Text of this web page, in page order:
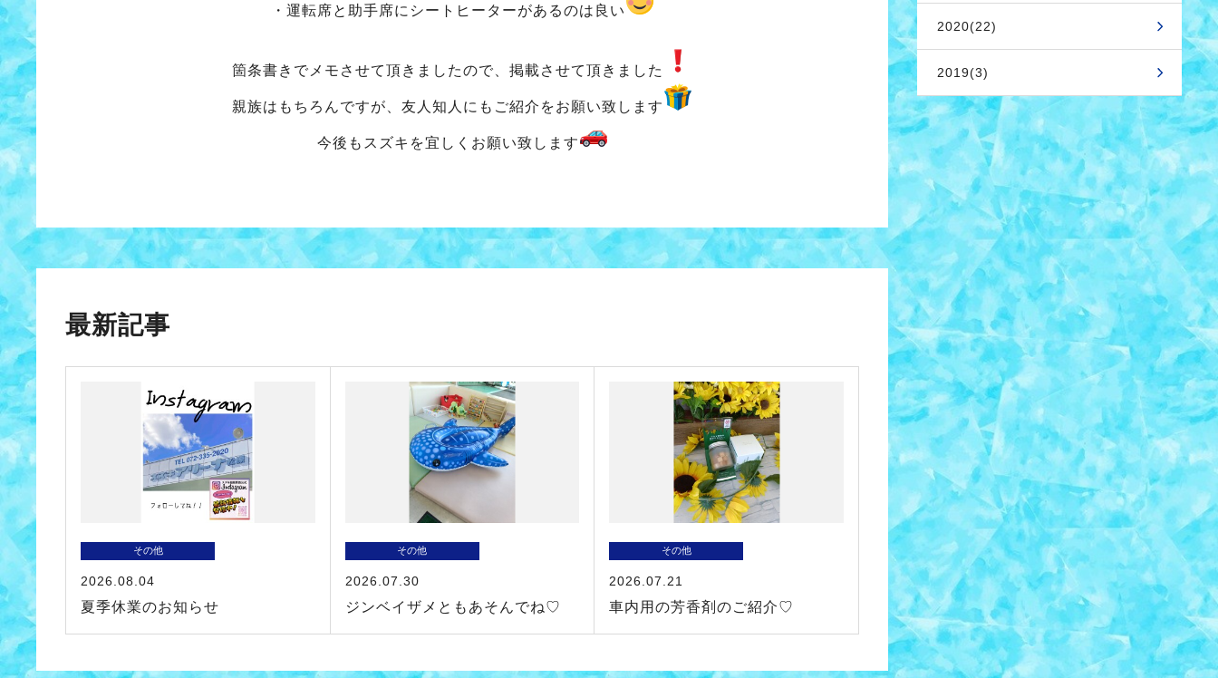
・運転席と助手席にシートヒーターがあるのは良い
箇条書きでメモさせて頂きましたので、掲載させて頂きました
親族はもちろんですが、友人知人にもご紹介をお願い致します
今後もスズキを宜しくお願い致します
最新記事
その他
2026.08.04
夏季休業のお知らせ
その他
2026.07.30
ジンベイザメともあそんでね♡
その他
2026.07.21
車内用の芳香剤のご紹介♡
2020(22)
2019(3)